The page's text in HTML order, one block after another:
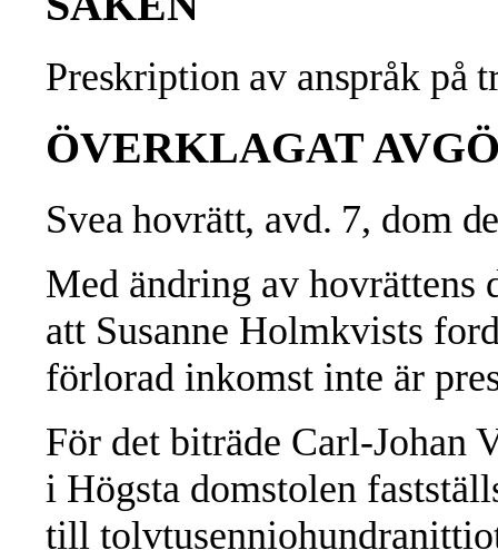
Preskription av anspråk på
ÖVERKLAGAT
Svea hovrätt, avd. 7, dom
Med ändring av hovrättens
att Susanne Holmkvists
förlorad inkomst inte är
För det biträde Carl-Johan
i Högsta domstolen
till